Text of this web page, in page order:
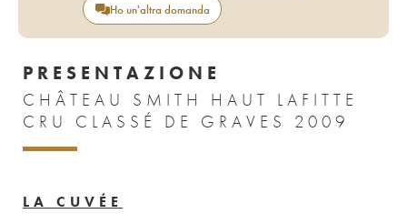
Ho un'altra domanda
PRESENTAZIONE
CHÂTEAU SMITH HAUT LAFITTE
CRU CLASSÉ DE GRAVES 2009
LA CUVÉE